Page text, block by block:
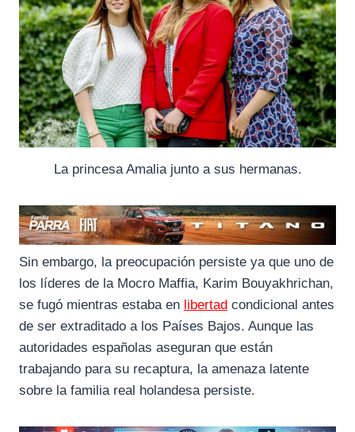
La princesa Amalia junto a sus hermanas.
Sin embargo, la preocupación persiste ya que uno de
los líderes de la Mocro Maffia, Karim Bouyakhrichan,
se fugó mientras estaba en libertad condicional antes
de ser extraditado a los Países Bajos. Aunque las
autoridades españolas aseguran que están
trabajando para su recaptura, la amenaza latente
sobre la familia real holandesa persiste.